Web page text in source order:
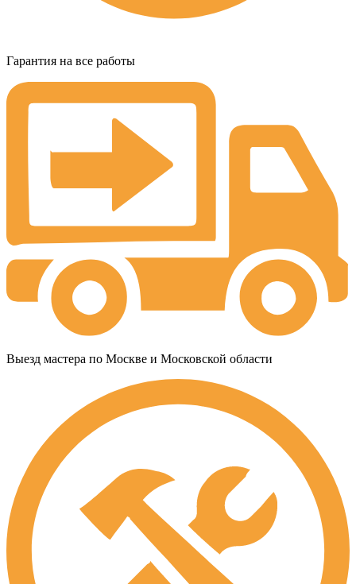
Гарантия на все работы
Выезд мастера по Москве и Московской области